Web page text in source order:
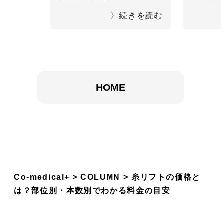
Co-medical+ COLUMN
糸リフトの価格と
は？部位別・本数別でわかる料金の目安
〉続きを読む
HOME